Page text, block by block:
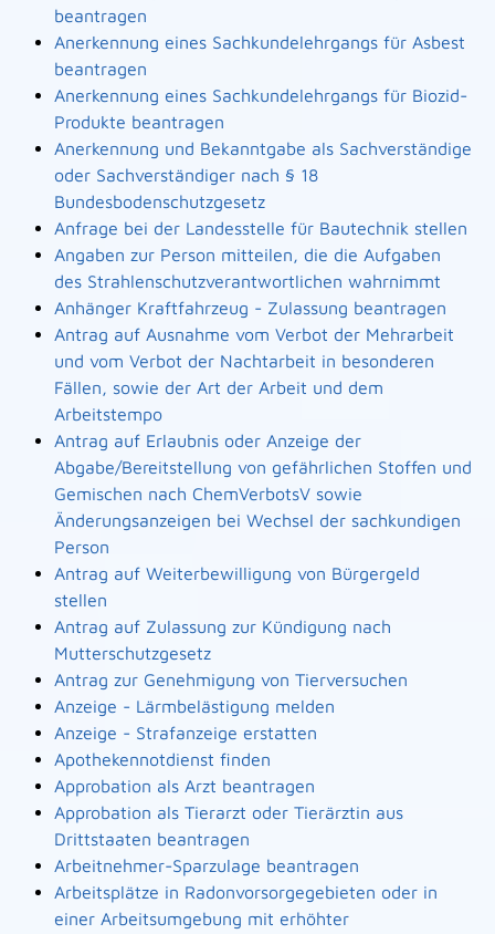
beantragen
Anerkennung eines Sachkundelehrgangs für Asbest
beantragen
Anerkennung eines Sachkundelehrgangs für Biozid-
Produkte beantragen
Anerkennung und Bekanntgabe als Sachverständige
oder Sachverständiger nach § 18
Bundesbodenschutzgesetz
Anfrage bei der Landesstelle für Bautechnik stellen
Angaben zur Person mitteilen, die die Aufgaben
des Strahlenschutzverantwortlichen wahrnimmt
Anhänger Kraftfahrzeug - Zulassung beantragen
Antrag auf Ausnahme vom Verbot der Mehrarbeit
und vom Verbot der Nachtarbeit in besonderen
Fällen, sowie der Art der Arbeit und dem
Arbeitstempo
Antrag auf Erlaubnis oder Anzeige der
Abgabe/Bereitstellung von gefährlichen Stoffen und
Gemischen nach ChemVerbotsV sowie
Änderungsanzeigen bei Wechsel der sachkundigen
Person
Antrag auf Weiterbewilligung von Bürgergeld
stellen
Antrag auf Zulassung zur Kündigung nach
Mutterschutzgesetz
Antrag zur Genehmigung von Tierversuchen
Anzeige - Lärmbelästigung melden
Anzeige - Strafanzeige erstatten
Apothekennotdienst finden
Approbation als Arzt beantragen
Approbation als Tierarzt oder Tierärztin aus
Drittstaaten beantragen
Arbeitnehmer-Sparzulage beantragen
Arbeitsplätze in Radonvorsorgegebieten oder in
einer Arbeitsumgebung mit erhöhter